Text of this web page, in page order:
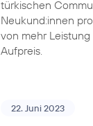
türkischen
Neukund:innen
von mehr
Aufpreis.
22. Juni 2023